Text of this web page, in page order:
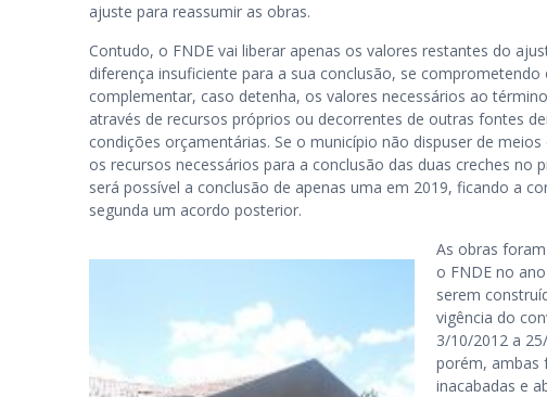
ajuste para reassumir as obras.
Contudo, o FNDE vai liberar apenas os valores restantes do
diferença insuficiente para a sua conclusão, se comprometendo
complementar, caso detenha, os valores necessários ao
através de recursos próprios ou decorrentes de outras fontes
condições orçamentárias. Se o município não dispuser de
os recursos necessários para a conclusão das duas creches no
será possível a conclusão de apenas uma em 2019, ficando a
segunda um acordo posterior.
As obras
o FNDE no
serem
vigência do
3/10/2012 a
porém, ambas
inacabadas e